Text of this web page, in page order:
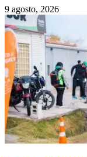
9 agosto, 2026